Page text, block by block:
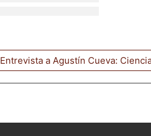
Entrevista a Agustín Cueva: